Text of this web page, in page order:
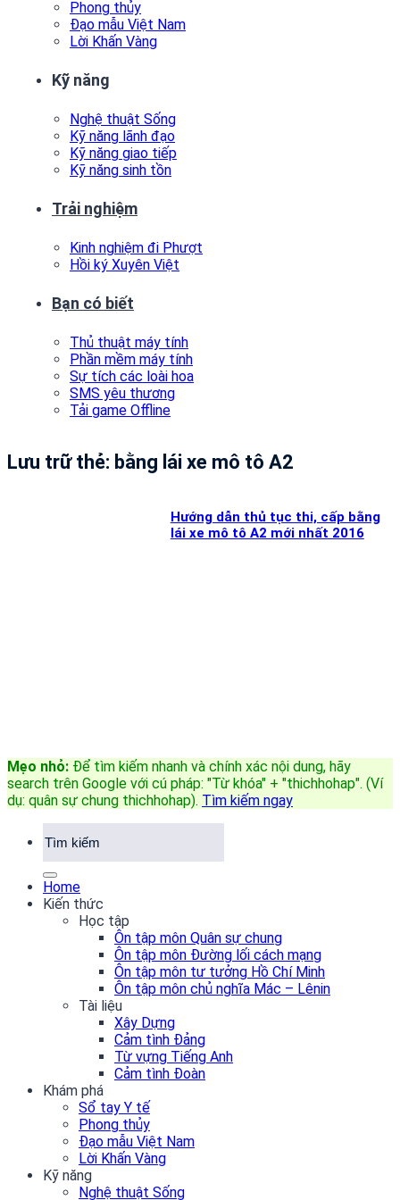
Phong thủy
Đạo mẫu Việt Nam
Lời Khấn Vàng
Kỹ năng
Nghệ thuật Sống
Kỹ năng lãnh đạo
Kỹ năng giao tiếp
Kỹ năng sinh tồn
Trải nghiệm
Kinh nghiệm đi Phượt
Hồi ký Xuyên Việt
Bạn có biết
Thủ thuật máy tính
Phần mềm máy tính
Sự tích các loài hoa
SMS yêu thương
Tải game Offline
Lưu trữ thẻ: bằng lái xe mô tô A2
Hướng dẫn thủ tục thi, cấp bằng
lái xe mô tô A2 mới nhất 2016
Mẹo nhỏ: Để tìm kiếm nhanh và chính xác nội dung, hãy
search trên Google với cú pháp: "Từ khóa" + "thichhohap". (Ví
dụ: quân sự chung thichhohap). Tìm kiếm ngay
Home
Kiến thức
Học tập
Ôn tập môn Quân sự chung
Ôn tập môn Đường lối cách mạng
Ôn tập môn tư tưởng Hồ Chí Minh
Ôn tập môn chủ nghĩa Mác – Lênin
Tài liệu
Xây Dựng
Cảm tình Đảng
Từ vựng Tiếng Anh
Cảm tình Đoàn
Khám phá
Sổ tay Y tế
Phong thủy
Đạo mẫu Việt Nam
Lời Khấn Vàng
Kỹ năng
Nghệ thuật Sống